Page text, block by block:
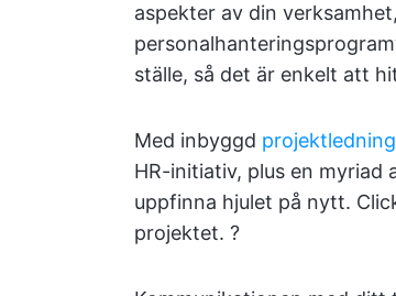
aspekter av din
ställe, så det är enkelt att
Med inbyggd
HR-initiativ, plus en myriad
uppfinna hjulet på nytt.
projektet. ?